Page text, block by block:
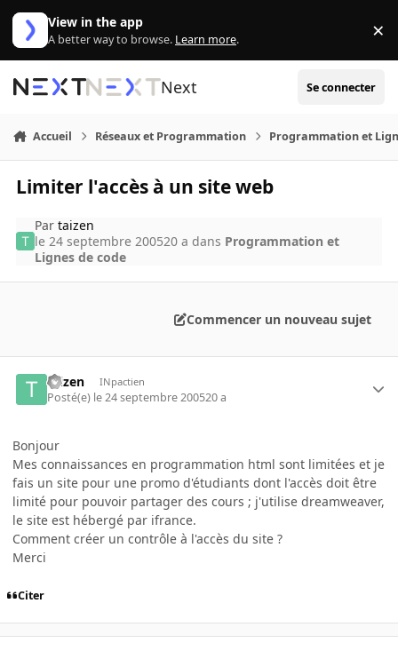
Aller au contenu
View in the app
A better way to browse. Learn more. ×
Next Se connecter
Accueil Réseaux et Programmation Programmation et
Limiter l'accès à un site web
Partaizen
le 24 septembre 200520 a dans Programmation et
Lignes de code
Commencer un nouveau sujet
taizen INpactien
Posté(e) le 24 septembre 200520 a
Bonjour
Mes connaissances en programmation html sont limitées et je
fais un site pour une promo d'étudiants dont l'accès doit être
limité pour pouvoir partager des cours ; j'utilise dreamweaver,
le site est hébergé par ifrance.
Comment créer un contrôle à l'accès du site ?
Merci
Citer